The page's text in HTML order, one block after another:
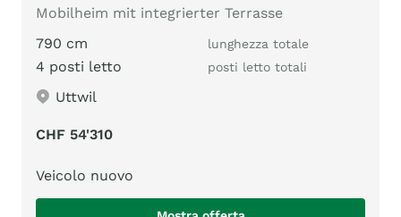
Mobilheim mit integrierter Terrasse
790 cm
lunghezza totale
4 posti letto posti letto totali
Uttwil
CHF 54'310
Veicolo nuovo